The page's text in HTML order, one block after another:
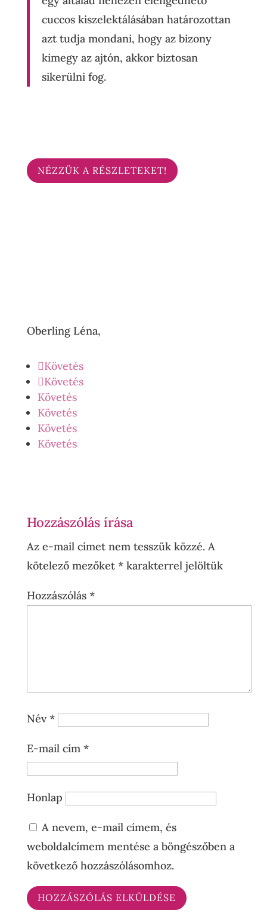
cuccos kiszelektálásában határozottan
azt tudja mondani, hogy az bizony
kimegy az ajtón, akkor biztosan
sikerülni fog.
NÉZZÜK A RÉSZLETEKET!
Oberling Léna,
Követés
Követés
Követés
Követés
Követés
Követés
Hozzászólás írása
Az e-mail címet nem tesszük közzé. A
kötelező mezőket *karakterrel jelöltük
Hozzászólás *
Név*
E-mail cím *
Honlap
A nevem, e-mail címem, és
weboldalcímem mentése a böngészőben a
következő hozzászólásomhoz.